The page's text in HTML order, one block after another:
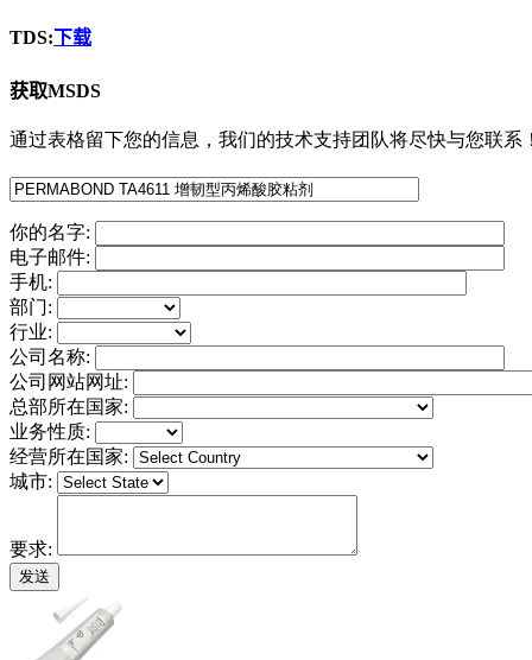
TDS:下载
获取MSDS
通过表格留下您的信息，我们的技术支持团队将尽快与您联系
你的名字:
电子邮件:
手机:
部门:
行业:
公司名称:
公司网站网址:
总部所在国家:
业务性质:
经营所在国家:
城市:
要求: